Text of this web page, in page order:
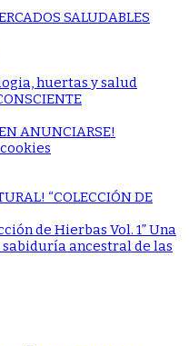
SALUDABLES
huertas y salud
ANUNCIARSE!
“COLECCIÓN DE
de Hierbas Vol. 1” Una
ancestral de las